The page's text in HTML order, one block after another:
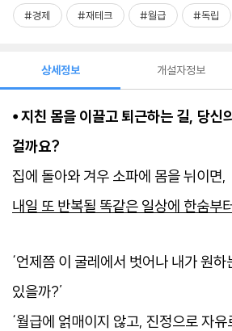
#경제 #재테크 #월급 #독립
상세정보
⦁ 지친 몸을 이끌고 퇴근하는 길, 당신
걸까요?
집에 돌아와 겨우 소파에 몸을 뉘이면,
내일 또 반복될 똑같은 일상에 한숨부
‘언제쯤 이 굴레에서 벗어나 내가 원하
있을까?’
‘월급에 얽매이지 않고, 진정으로 자
개설자정보